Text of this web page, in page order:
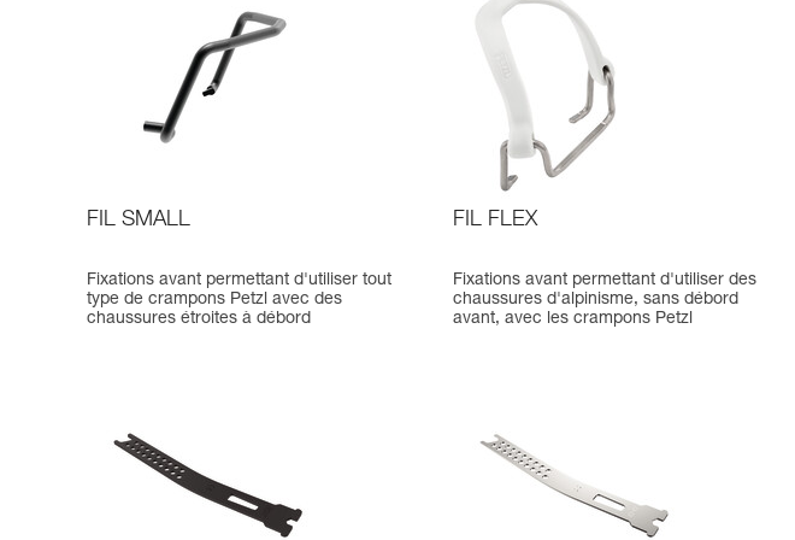
FIL SMALL
Fixations avant permettant d'utiliser tout
type de crampons Petzl avec des
chaussures étroites à débord
FIL FLEX
Fixations avant permettant d'utiliser des
chaussures d'alpinisme, sans débord
avant, avec les crampons Petzl